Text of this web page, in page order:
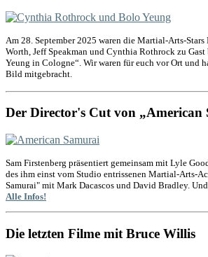
Am 28. September 2025 waren die Martial-Arts-
Worth, Jeff Speakman und Cynthia Rothrock zu
Yeung in Cologne“. Wir waren für euch vor Ort und
Bild mitgebracht.
Der Director's Cut von „American
Sam Firstenberg präsentiert gemeinsam mit Lyle
des ihm einst vom Studio entrissenen Martial-Arts-
Samurai" mit Mark Dacascos und David Bradley.
Alle Infos!
Die letzten Filme mit Bruce Willis